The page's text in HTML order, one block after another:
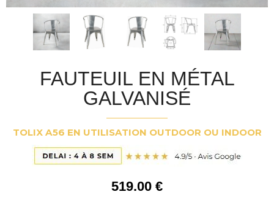
FAUTEUIL EN MÉTAL
GALVANISÉ
TOLIX A56 EN UTILISATION OUTDOOR OU INDOOR
519.00 €